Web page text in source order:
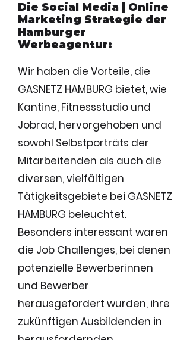
Die Social Media | Online
Marketing Strategie der
Hamburger
Werbeagentur:
Wir haben die Vorteile, die
GASNETZ HAMBURG bietet, wie
Kantine, Fitnessstudio und
Jobrad, hervorgehoben und
sowohl Selbstporträts der
Mitarbeitenden als auch die
diversen, vielfältigen
Tätigkeitsgebiete bei GASNETZ
HAMBURG beleuchtet.
Besonders interessant waren
die Job Challenges, bei denen
potenzielle Bewerberinnen
und Bewerber
herausgefordert wurden, ihre
zukünftigen Ausbildenden in